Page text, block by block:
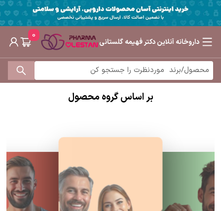
داروخانه آنلاین دکتر فهیمه گلستانی
0
بر اساس گروه محصول